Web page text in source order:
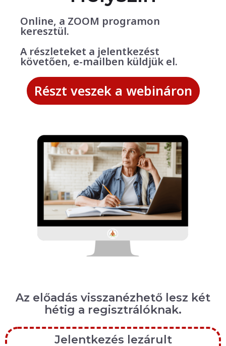
Online, a ZOOM programon
keresztül.
A részleteket a jelentkezést
követően, e-mailben küldjük el.
Részt veszek a webináron
Az előadás visszanézhető lesz két
hétig a regisztrálóknak.
Jelentkezés lezárult